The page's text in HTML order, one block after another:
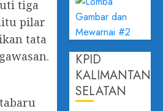
tiga
pilar
tata
KPID
KALIMANTAN
SELATAN